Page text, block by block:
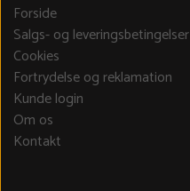
Forside
Salgs- og leveringsbetingelser
Cookies
Fortrydelse og reklamation
Kunde login
Om os
Kontakt